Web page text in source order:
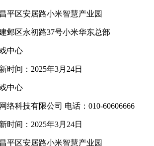
平区安居路小米智慧产业园
邺区永初路37号小米华东总部
中心
时间：2025年3月24日
中心
络科技有限公司 电话：010-60606666
时间：2025年3月24日
平区安居路小米智慧产业园